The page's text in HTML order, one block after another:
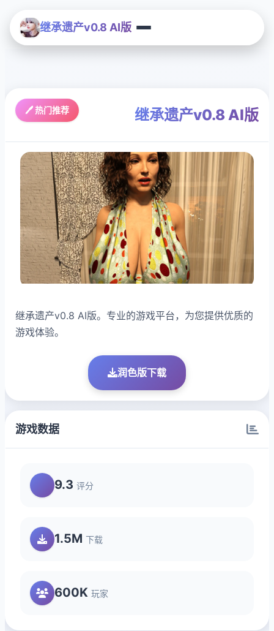
继承遗产v0.8 AI版
🖊️ 热门推荐 继承遗产v0.8 AI版
继承遗产v0.8 AI版。专业的游戏平台，为您提供优质的
游戏体验。
润色版下载
游戏数据
9.3 评分
1.5M 下载
600K 玩家